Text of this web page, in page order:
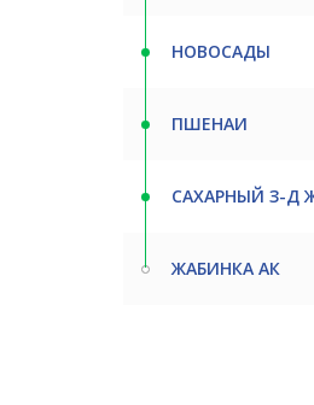
НОВОСАДЫ
ПШЕНАИ
САХАРНЫЙ З-Д
ЖАБИНКА АК